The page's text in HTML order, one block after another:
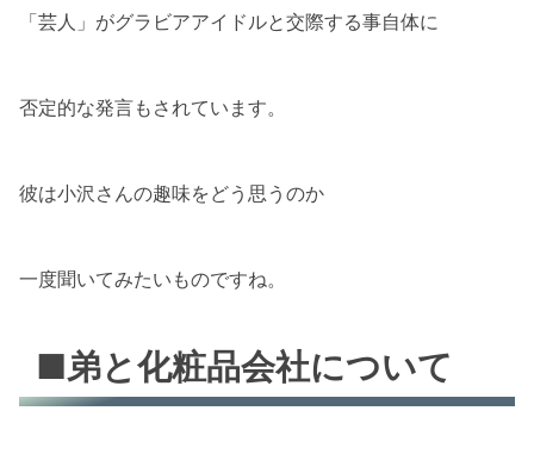
「芸人」がグラビアアイドルと交際する事自体に
否定的な発言もされています。
彼は小沢さんの趣味をどう思うのか
一度聞いてみたいものですね。
■弟と化粧品会社について